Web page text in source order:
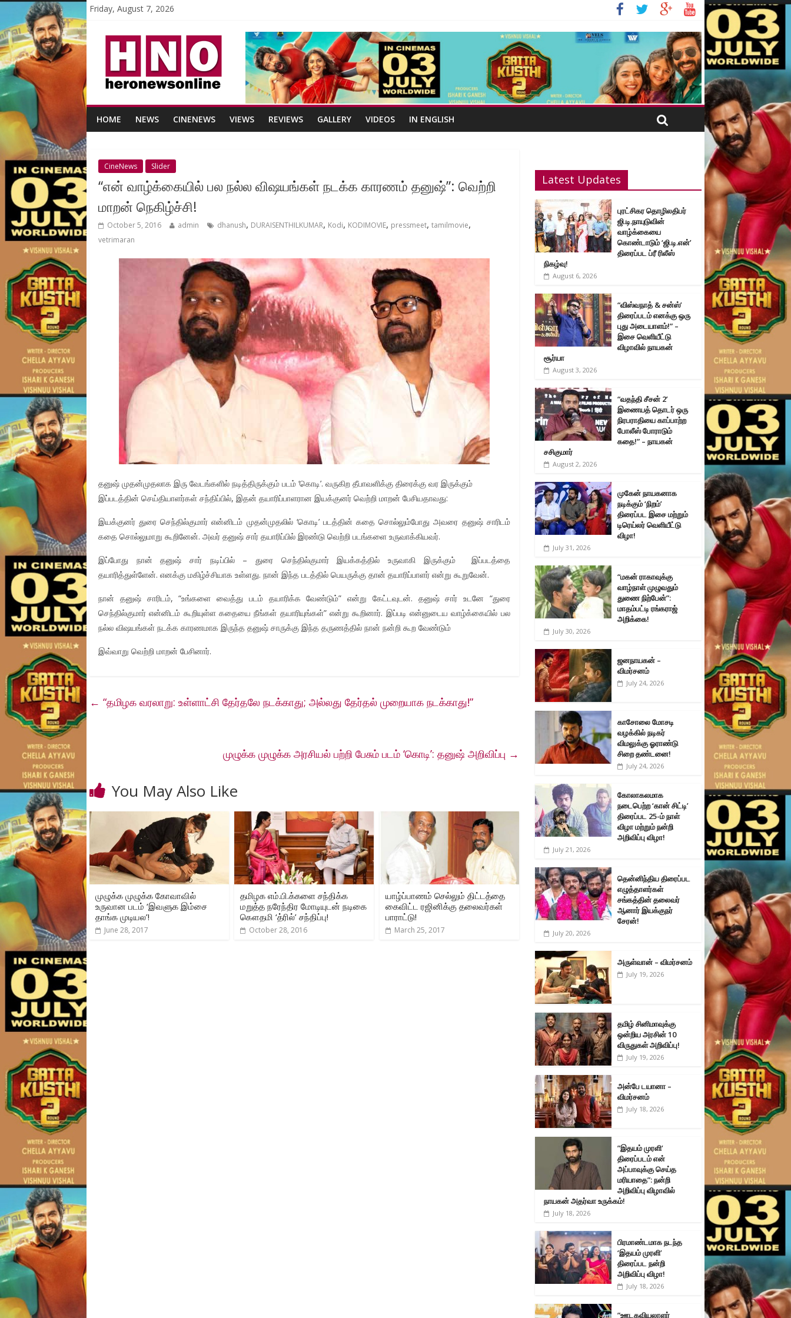
Friday, August 7, 2026
HOME NEWS CINENEWS VIEWS REVIEWS GALLERY VIDEOS IN ENGLISH
CineNews Slider
“என் வாழ்க்கையில் பல நல்ல விஷயங்கள் நடக்க காரணம் தனுஷ்”: வெற்றி
மாறன் நெகிழ்ச்சி!
October 5, 2016 admin dhanush, DURAISENTHILKUMAR, Kodi, KODIMOVIE, pressmeet, tamilmovie,
vetrimaran
தனுஷ் முதன்முதலாக இரு வேடங்களில் நடித்திருக்கும் படம் ‘கொடி’. வருகிற தீபாவளிக்கு திரைக்கு வர இருக்கும்
இப்படத்தின் செய்தியாளர்கள் சந்திப்பில், இதன் தயாரிப்பாளரான இயக்குனர் வெற்றி மாறன் பேசியதாவது:
இயக்குனர் துரை செந்தில்குமார் என்னிடம் முதன்முதலில் ‘கொடி’ படத்தின் கதை சொல்லும்போது அவரை தனுஷ் சாரிடம்
கதை சொல்லுமாறு கூறினேன். அவர் தனுஷ் சார் தயாரிப்பில் இரண்டு வெற்றி படங்களை உருவாக்கியவர்.
இப்போது நான் தனுஷ் சார் நடிப்பில் – துரை செந்தில்குமார் இயக்கத்தில் உருவாகி இருக்கும் இப்படத்தை
தயாரித்துள்ளேன். எனக்கு மகிழ்ச்சியாக உள்ளது. நான் இந்த படத்தில் பெயருக்கு தான் தயாரிப்பாளர் என்று கூறுவேன்.
நான் தனுஷ் சாரிடம், “உங்களை வைத்து படம் தயாரிக்க வேண்டும்” என்று கேட்டவுடன். தனுஷ் சார் உடனே “துரை
செந்தில்குமார் என்னிடம் கூறியுள்ள கதையை நீங்கள் தயாரியுங்கள்” என்று கூறினார். இப்படி என்னுடைய வாழ்க்கையில் பல
நல்ல விஷயங்கள் நடக்க காரணமாக இருந்த தனுஷ் சாருக்கு இந்த தருணத்தில் நான் நன்றி கூற வேண்டும்
இவ்வாறு வெற்றி மாறன் பேசினார்.
← “தமிழக வரலாறு: உள்ளாட்சி தேர்தலே நடக்காது; அல்லது தேர்தல் முறையாக நடக்காது!”
முழுக்க முழுக்க அரசியல் பற்றி பேசும் படம் ‘கொடி’: தனுஷ் அறிவிப்பு →
You May Also Like
முழுக்க முழுக்க கோவாவில்
உருவான படம் ‘இவளுக இம்சை
தாங்க முடியல’!
June 28, 2017
தமிழக எம்.பி.க்களை சந்திக்க
மறுத்த நரேந்திர மோடியுடன் நடிகை
கௌதமி ‘த்ரில்’ சந்திப்பு!
October 28, 2016
யாழ்ப்பாணம் செல்லும் திட்டத்தை
கைவிட்ட ரஜினிக்கு தலைவர்கள்
பாராட்டு!
March 25, 2017
Latest Updates
புரட்சிகர தொழிலதிபர்
ஜி.டி.நாயுடுவின்
வாழ்க்கையை
கொண்டாடும் ‘ஜி.டி.என்’
திரைப்பட ப்ரீ ரிலீஸ்
நிகழ்வு!
August 6, 2026
“விஸ்வநாத் & சன்ஸ்’
திரைப்படம் எனக்கு ஒரு
புது அடையாளம்!” –
இசை வெளியீட்டு
விழாவில் நாயகன்
சூர்யா
August 3, 2026
“வதந்தி சீசன் 2’
இணையத் தொடர் ஒரு
நிரபராதியை காப்பாற்ற
போலீஸ் போராடும்
கதை!” – நாயகன்
சசிகுமார்
August 2, 2026
முகேன் நாயகனாக
நடிக்கும் ‘நிறம்’
திரைப்பட இசை மற்றும்
டிரெய்லர் வெளியீட்டு
விழா!
July 31, 2026
“மகன் ராகாவுக்கு
வாழ்நாள் முழுவதும்
துணை நிற்பேன்”:
மாதம்பட்டி ரங்கராஜ்
அறிக்கை!
July 30, 2026
ஜனநாயகன் –
விமர்சனம்
July 24, 2026
காசோலை மோசடி
வழக்கில் நடிகர்
விமலுக்கு ஓராண்டு
சிறை தண்டனை!
July 24, 2026
கோலாகலமாக
நடைபெற்ற ‘கான் சிட்டி’
திரைப்பட 25-ம் நாள்
விழா மற்றும் நன்றி
அறிவிப்பு விழா!
July 21, 2026
தென்னிந்திய திரைப்பட
எழுத்தாளர்கள்
சங்கத்தின் தலைவர்
ஆனார் இயக்குநர்
சேரன்!
July 20, 2026
அருள்வான் – விமர்சனம்
July 19, 2026
தமிழ் சினிமாவுக்கு
ஒன்றிய அரசின் 10
விருதுகள் அறிவிப்பு!
July 19, 2026
அன்பே டயானா –
விமர்சனம்
July 18, 2026
”இதயம் முரளி’
திரைப்படம் என்
அப்பாவுக்கு செய்த
மரியாதை”: நன்றி
அறிவிப்பு விழாவில்
நாயகன் அதர்வா உருக்கம்!
July 18, 2026
பிரமாண்டமாக நடந்த
‘இதயம் முரளி’
திரைப்பட நன்றி
அறிவிப்பு விழா!
July 18, 2026
”ஊடகவியலாளர்